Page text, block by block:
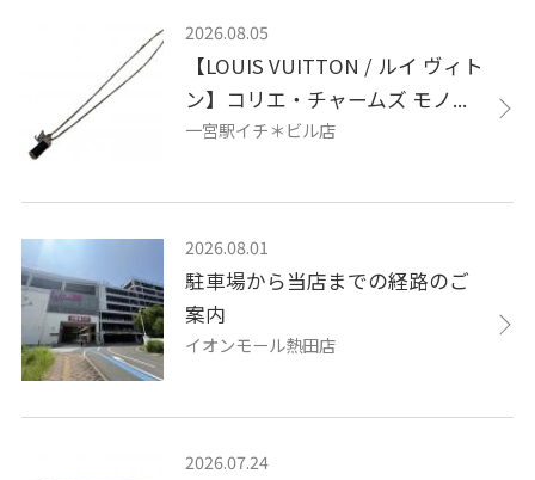
2026.08.05
【LOUIS VUITTON / ルイ ヴィト
ン】コリエ・チャームズ モノ...
一宮駅イチ＊ビル店
2026.08.01
駐車場から当店までの経路のご
案内
イオンモール熱田店
2026.07.24